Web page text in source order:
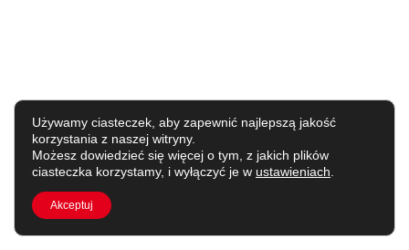
Używamy ciasteczek, aby zapewnić najlepszą jakość
korzystania z naszej witryny.
Możesz dowiedzieć się więcej o tym, z jakich plików
ciasteczka korzystamy, i wyłączyć je w ustawieniach
Akceptuj